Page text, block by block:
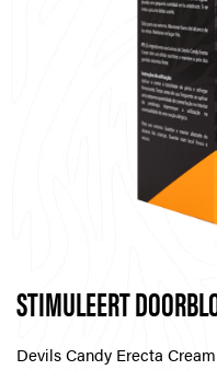
STIMULEERT
Devils Candy Erecta